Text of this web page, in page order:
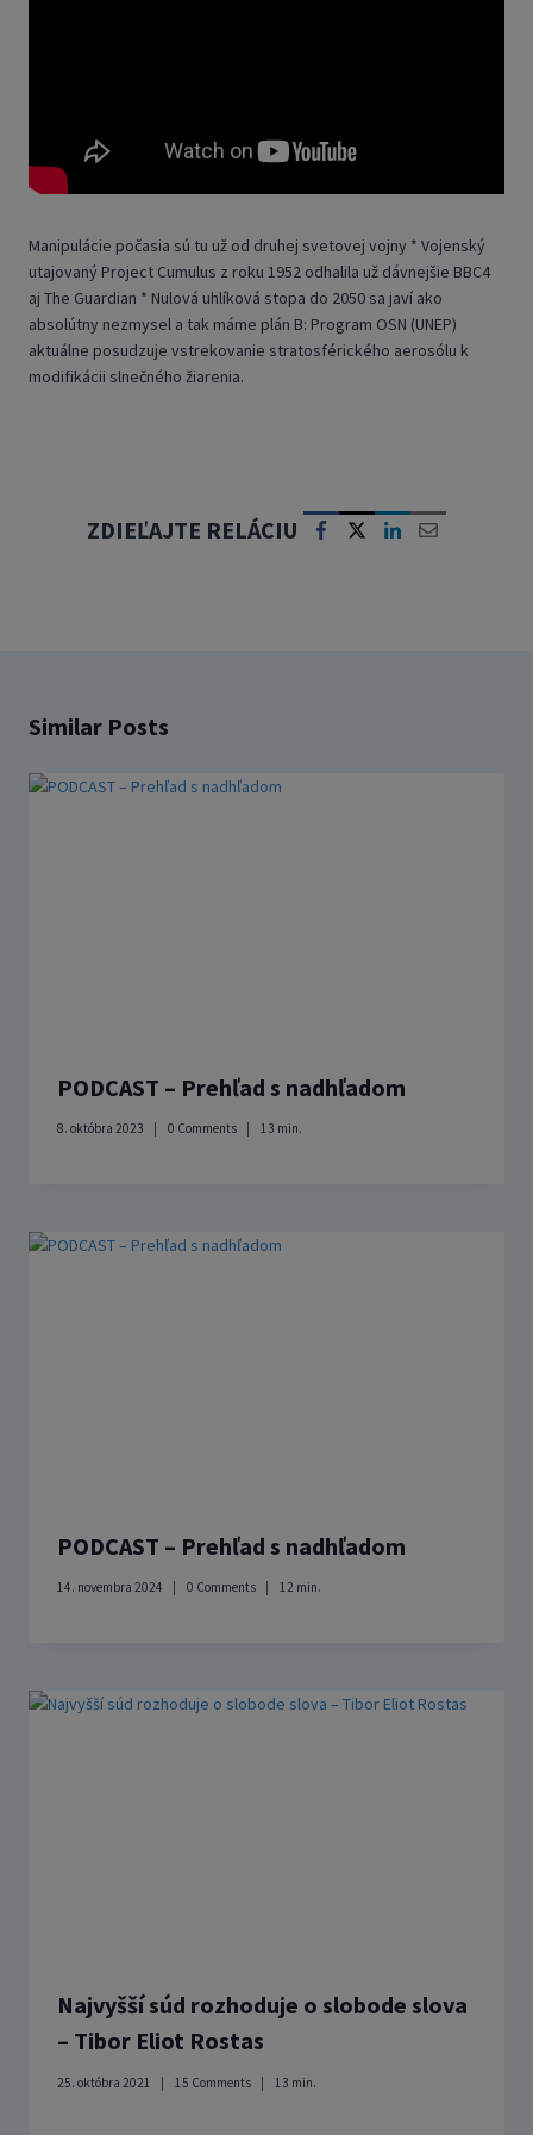
Manipulácie počasia sú tu už od druhej svetovej vojny * Vojenský
utajovaný Project Cumulus z roku 1952 odhalila už dávnejšie BBC4
aj The Guardian * Nulová uhlíková stopa do 2050 sa javí ako
absolútny nezmysel a tak máme plán B: Program OSN (UNEP)
aktuálne posudzuje vstrekovanie stratosférického aerosólu k
modifikácii slnečného žiarenia.
ZDIEĽAJTE RELÁCIU
Similar Posts
PODCAST – Prehľad s nadhľadom
8. októbra 2023 0 Comments 13 min.
PODCAST – Prehľad s nadhľadom
14. novembra 2024 0 Comments 12 min.
Najvyšší súd rozhoduje o slobode slova
– Tibor Eliot Rostas
25. októbra 2021 15 Comments 13 min.